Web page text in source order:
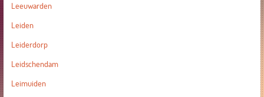
Leeuwarden
Leiden
Leiderdorp
Leidschendam
Leimuiden